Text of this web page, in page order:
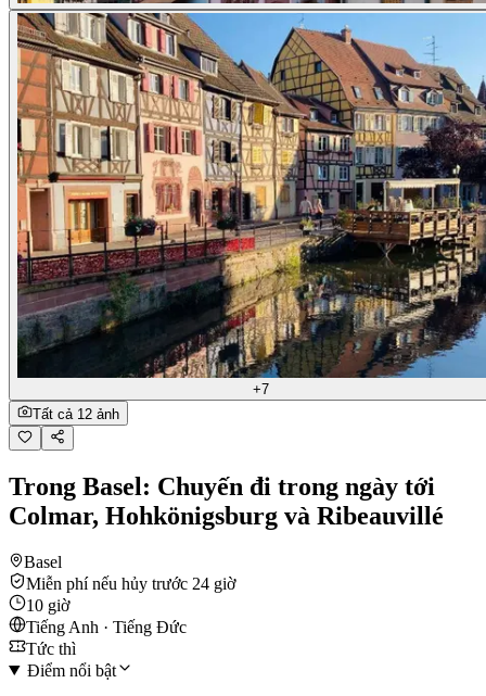
+7
Tất cả 12 ảnh
Trong Basel: Chuyến đi trong ngày tới
Colmar, Hohkönigsburg và Ribeauvillé
Basel
Miễn phí nếu hủy trước 24 giờ
10 giờ
Tiếng Anh · Tiếng Đức
Tức thì
Điểm nổi bật